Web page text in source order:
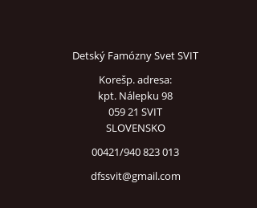
Detský Famózny Svet SVIT
Korešp. adresa:
kpt. Nálepku 98
059 21 SVIT
SLOVENSKO
00421/940 823 013
dfssvit@gmail.com